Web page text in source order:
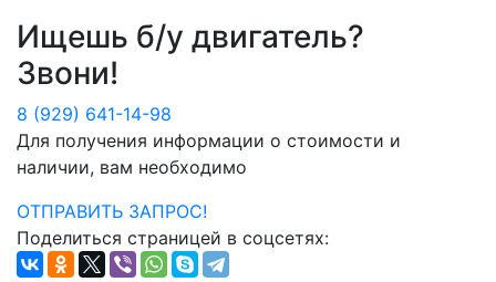
Ищешь б/у двигатель?
Звони!
8 (929) 641-14-98
Для получения информации о стоимости и
наличии, вам необходимо
ОТПРАВИТЬ ЗАПРОС!
Поделиться страницей в соцсетях: